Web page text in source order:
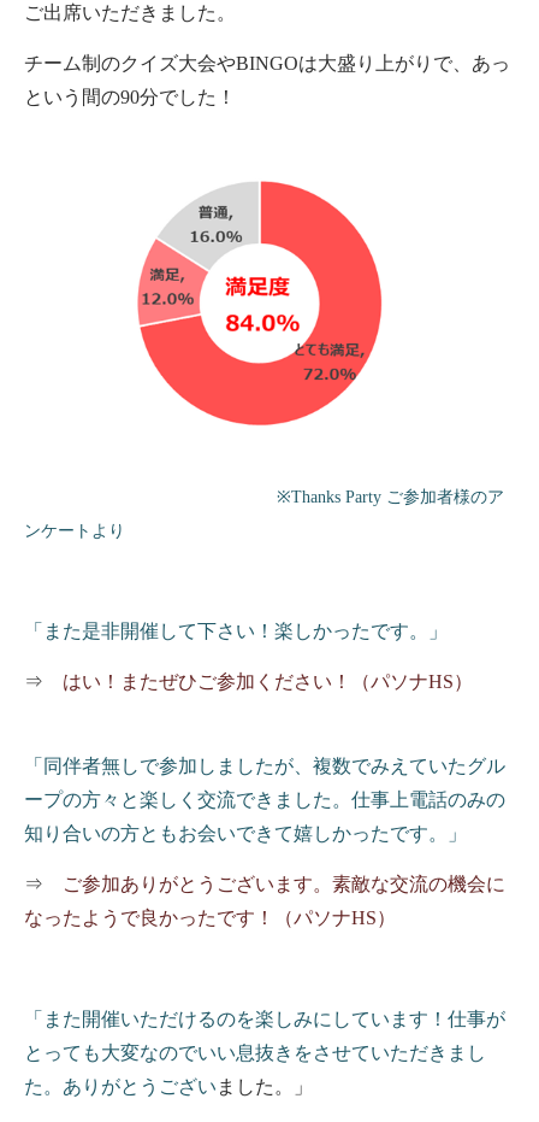
ご出席いただきました。
チーム制のクイズ大会やBINGOは大盛り上がりで、あっ
という間の90分でした！
※Thanks Party ご参加者様のア
ンケートより
「また是非開催して下さい！楽しかったです。」
⇒ はい！またぜひご参加ください！（パソナHS）
「同伴者無しで参加しましたが、複数でみえていたグル
ープの方々と楽しく交流できました。仕事上電話のみの
知り合いの方ともお会いできて嬉しかったです。」
⇒
ご参加ありがとうございます。素敵な交流の機会に
なったようで良かったです！（パソナHS）
「また開催いただけるのを楽しみにしています！仕事が
とっても大変なのでいい息抜きをさせていただきまし
た。ありがとうござい ました。」